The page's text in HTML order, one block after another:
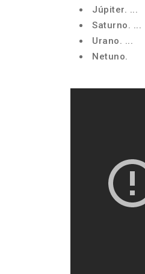
Júpiter. ...
Saturno. ...
Urano. ...
Netuno.